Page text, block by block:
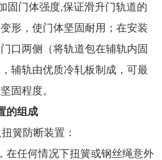
固门体强度,保证滑升门轨道的
形，使门体坚固耐用；在安装
口两侧（将轨道包在辅轨内固
辅轨由优质冷轧板制成，可最
固程度。
的组成
簧防断装置：
在任何情况下扭簧或钢丝绳意外